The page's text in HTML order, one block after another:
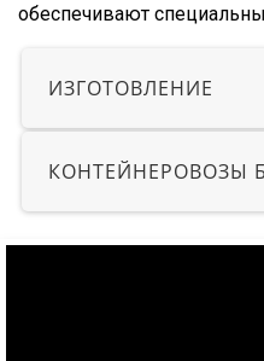
5440А5-370-031
LVFS3F
CFS
S01
SCF
обеспечивают
ИЗГОТОВЛЕНИЕ
КОНТЕЙНЕРОВОЗЫ